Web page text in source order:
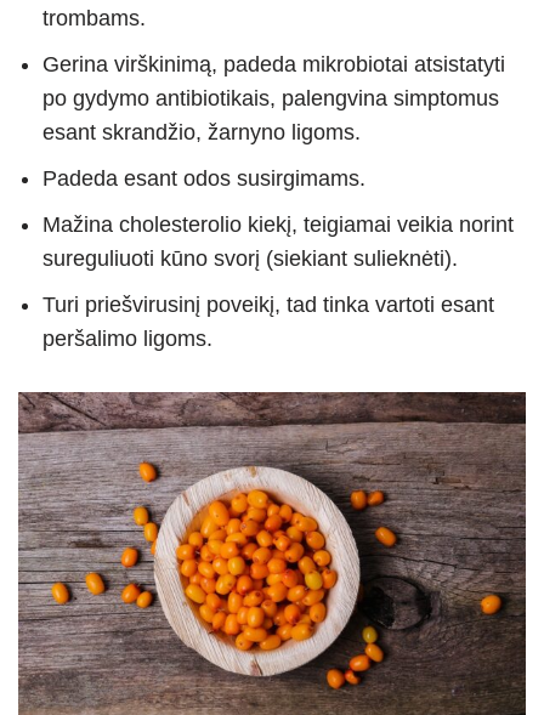
trombams.
Gerina virškinimą, padeda mikrobiotai atsistatyti
po gydymo antibiotikais, palengvina simptomus
esant skrandžio, žarnyno ligoms.
Padeda esant odos susirgimams.
Mažina cholesterolio kiekį, teigiamai veikia norint
sureguliuoti kūno svorį (siekiant sulieknėti).
Turi priešvirusinį poveikį, tad tinka vartoti esant
peršalimo ligoms.